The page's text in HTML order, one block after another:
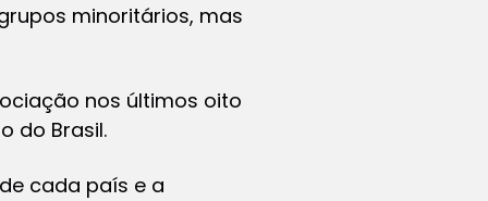
minoritários, mas
nos últimos oito
do Brasil.
cada país e a